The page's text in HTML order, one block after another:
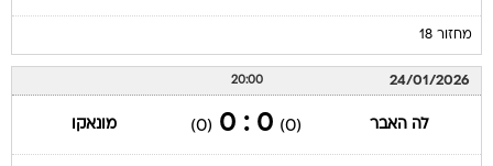
מחזור 18
24/01/2026
20:00
לה האבר (0)
0 : 0
(0) מונאקו